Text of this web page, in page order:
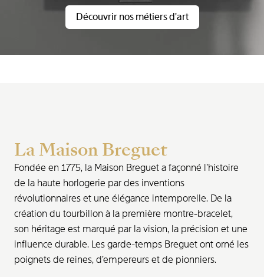
Découvrir nos métiers d'art
La Maison Breguet
Fondée en 1775, la Maison Breguet a façonné l’histoire
de la haute horlogerie par des inventions
révolutionnaires et une élégance intemporelle. De la
création du tourbillon à la première montre-bracelet,
son héritage est marqué par la vision, la précision et une
influence durable. Les garde-temps Breguet ont orné les
poignets de reines, d’empereurs et de pionniers.